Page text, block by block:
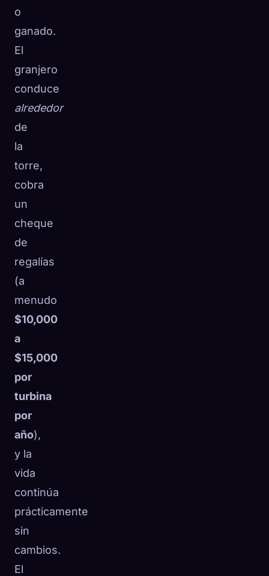
o
ganado.
El
granjero
conduce
alrededor
de
la
torre,
cobra
un
cheque
de
regalías
(a
menudo
$10,000
a
$15,000
por
turbina
por
año),
y la
vida
continúa
prácticamente
sin
cambios.
El